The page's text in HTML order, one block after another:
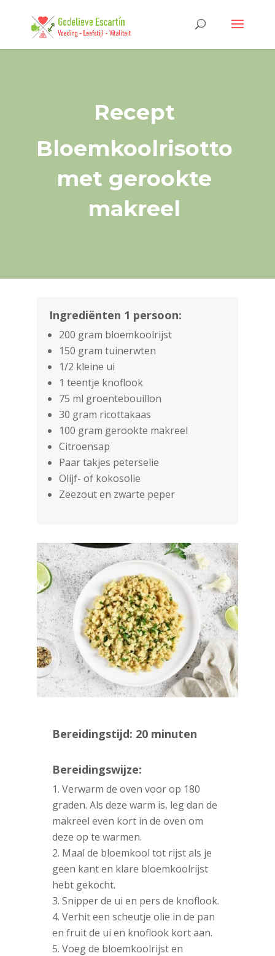
Recept
Bloemkoolrisotto
met gerookte
makreel
Ingrediënten 1 persoon:
200 gram bloemkoolrijst
150 gram tuinerwten
1/2 kleine ui
1 teentje knoflook
75 ml groentebouillon
30 gram ricottakaas
100 gram gerookte makreel
Citroensap
Paar takjes peterselie
Olijf- of kokosolie
Zeezout en zwarte peper
Bereidingstijd: 20 minuten
Bereidingswijze:
Verwarm de oven voor op 180
graden. Als deze warm is, leg dan de
makreel even kort in de oven om
deze op te warmen.
Maal de bloemkool tot rijst als je
geen kant en klare bloemkoolrijst
hebt gekocht.
Snipper de ui en pers de knoflook.
Verhit een scheutje olie in de pan
en fruit de ui en knoflook kort aan.
Voeg de bloemkoolrijst en